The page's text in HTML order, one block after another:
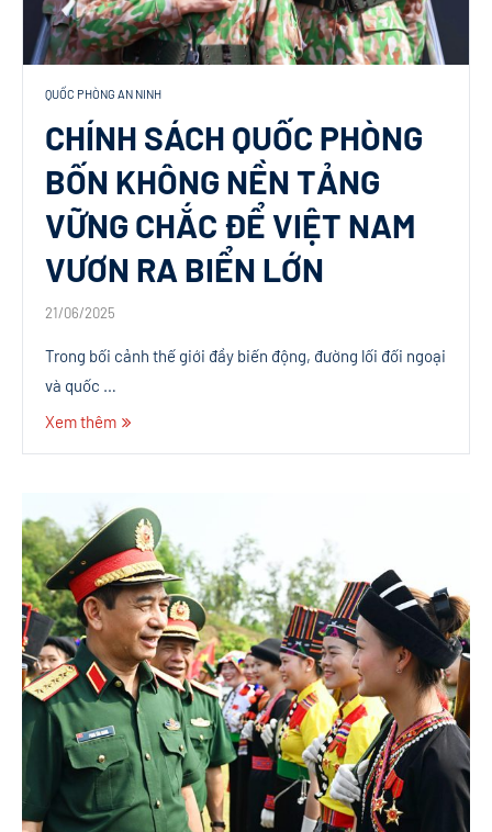
QUỐC PHÒNG AN NINH
CHÍNH SÁCH QUỐC PHÒNG
BỐN KHÔNG NỀN TẢNG
VỮNG CHẮC ĐỂ VIỆT NAM
VƯƠN RA BIỂN LỚN
21/06/2025
Trong bối cảnh thế giới đầy biến động, đường lối đối ngoại
và quốc …
Xem thêm